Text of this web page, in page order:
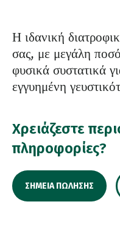
Η ιδανική
σας, με μεγάλη
φυσικά συστατικά
εγγυημένη
Χρειάζεστε
πληροφορίες?
ΣΗΜΕΊΑ ΠΏΛΗΣΗΣ